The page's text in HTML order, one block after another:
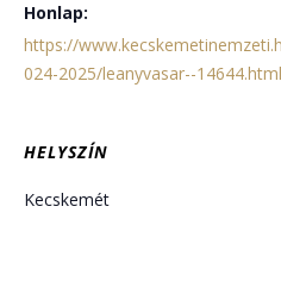
Honlap:
https://
024-2025/leanyvasar--14644.html
HELYSZÍN
Kecskemét